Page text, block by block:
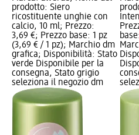
prodotto: Siero
ricostituente unghie con
calcio, 10 ml; Prezzo:
3,69 €; Prezzo base: 1 pz
(3,69 € / 1 pz); Marchio dm
grafica; Disponibilità: Stato
verde Disponibile per la
consegna, Stato grigio
seleziona il negozio dm